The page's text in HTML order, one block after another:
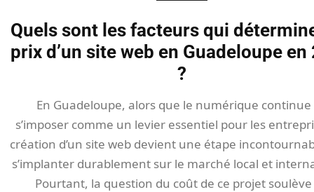
Quels sont les facteurs qui
prix d’un site web en Guadeloupe en
?
En Guadeloupe, alors que le numérique continue
s’imposer comme un levier essentiel pour les
création d’un site web devient une étape
s’implanter durablement sur le marché local et
Pourtant, la question du coût de ce projet